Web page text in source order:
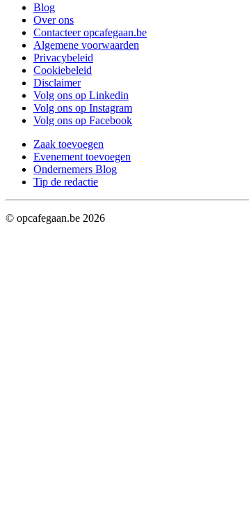
Blog
Over ons
Contacteer opcafegaan.be
Algemene voorwaarden
Privacybeleid
Cookiebeleid
Disclaimer
Volg ons op Linkedin
Volg ons op Instagram
Volg ons op Facebook
Zaak toevoegen
Evenement toevoegen
Ondernemers Blog
Tip de redactie
© opcafegaan.be 2026